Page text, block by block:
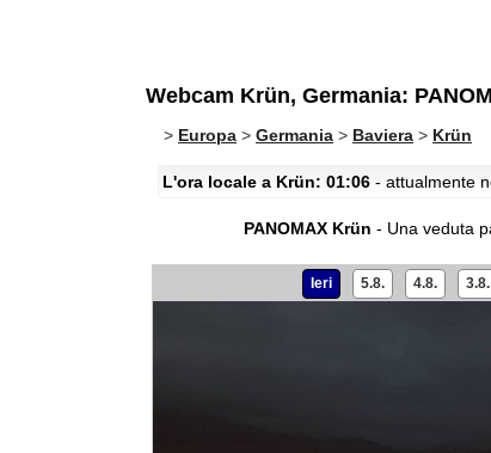
Webcam Krün, Germania:
> Europa > Germania > Baviera > Krün
L'ora locale a Krün: 01:06 - attualmente
PANOMAX Krün - Una veduta
Ieri 5.8. 4.8. 3.8.